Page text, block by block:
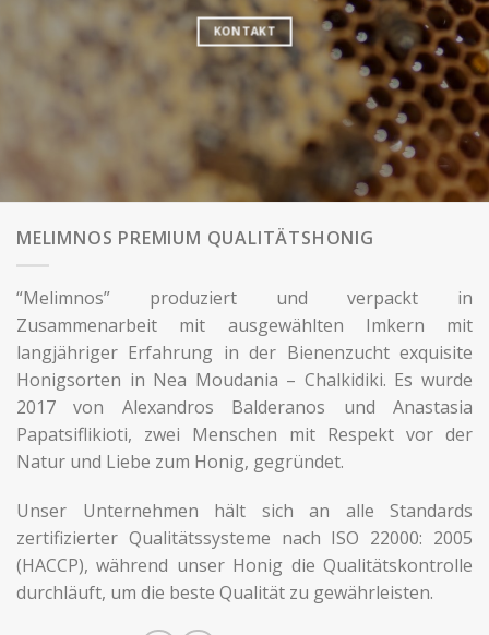
KONTAKT
MELIMNOS PREMIUM QUALITÄTSHONIG
“Melimnos” produziert und verpackt in
Zusammenarbeit mit ausgewählten Imkern mit
langjähriger Erfahrung in der Bienenzucht exquisite
Honigsorten in Nea Moudania – Chalkidiki. Es wurde
2017 von Alexandros Balderanos und Anastasia
Papatsiflikioti, zwei Menschen mit Respekt vor der
Natur und Liebe zum Honig, gegründet.
Unser Unternehmen hält sich an alle Standards
zertifizierter Qualitätssysteme nach ISO 22000: 2005
(HACCP), während unser Honig die Qualitätskontrolle
durchläuft, um die beste Qualität zu gewährleisten.